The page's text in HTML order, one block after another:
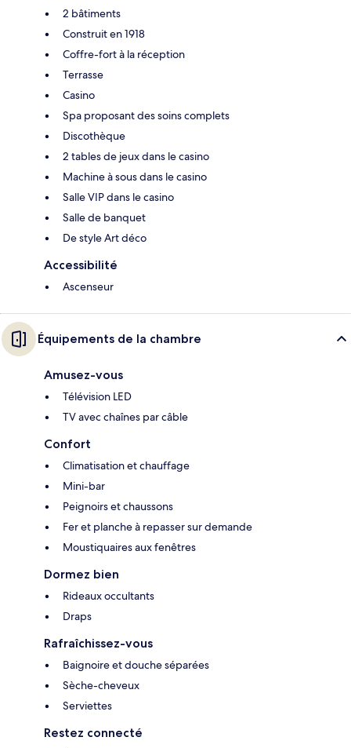
2 bâtiments
Construit en 1918
Coffre-fort à la réception
Terrasse
Casino
Spa proposant des soins complets
Discothèque
2 tables de jeux dans le casino
Machine à sous dans le casino
Salle VIP dans le casino
Salle de banquet
De style Art déco
Accessibilité
Ascenseur
Équipements de la chambre
Amusez-vous
Télévision LED
TV avec chaînes par câble
Confort
Climatisation et chauffage
Mini-bar
Peignoirs et chaussons
Fer et planche à repasser sur demande
Moustiquaires aux fenêtres
Dormez bien
Rideaux occultants
Draps
Rafraîchissez-vous
Baignoire et douche séparées
Sèche-cheveux
Serviettes
Restez connecté